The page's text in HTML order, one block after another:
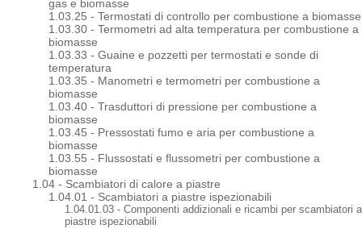
gas e biomasse
1.03.25 - Termostati di controllo per combustione a biomasse
1.03.30 - Termometri ad alta temperatura per combustione a
biomasse
1.03.33 - Guaine e pozzetti per termostati e sonde di
temperatura
1.03.35 - Manometri e termometri per combustione a
biomasse
1.03.40 - Trasduttori di pressione per combustione a
biomasse
1.03.45 - Pressostati fumo e aria per combustione a
biomasse
1.03.55 - Flussostati e flussometri per combustione a
biomasse
1.04 - Scambiatori di calore a piastre
1.04.01 - Scambiatori a piastre ispezionabili
1.04.01.03 - Componenti addizionali e ricambi per scambiatori a
piastre ispezionabili